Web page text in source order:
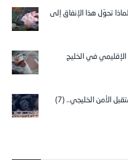
تحوّل هذا الإنفاق إلى
الإقليمي في الخليج
الأمن الخليجي.. (7)